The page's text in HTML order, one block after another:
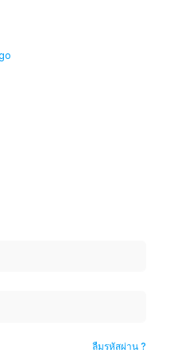
ลืมรหัสผ่าน ?